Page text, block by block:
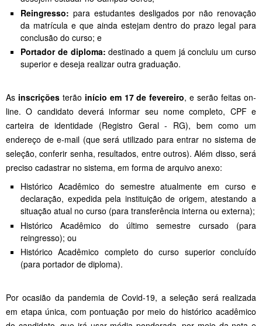
Reingresso: para estudantes desligados por não renovação
da matrícula e que ainda estejam dentro do prazo legal para
conclusão do curso; e
Portador de diploma: destinado a quem já concluiu um curso
superior e deseja realizar outra graduação.
As inscriçõesterão início em 17 de fevereiro, e serão feitas on-
line. O candidato deverá informar seu nome completo, CPF e
carteira de identidade (Registro Geral - RG), bem como um
endereço de e-mail (que será utilizado para entrar no sistema de
seleção, conferir senha, resultados, entre outros). Além disso, será
preciso cadastrar no sistema, em forma de arquivo anexo:
Histórico Acadêmico do semestre atualmente em curso e
declaração, expedida pela instituição de origem, atestando a
situação atual no curso (para transferência interna ou externa);
Histórico Acadêmico do último semestre cursado (para
reingresso); ou
Histórico Acadêmico completo do curso superior concluído
(para portador de diploma).
Por ocasião da pandemia de Covid-19, a seleção será realizada
em etapa única, com pontuação por meio do histórico acadêmico